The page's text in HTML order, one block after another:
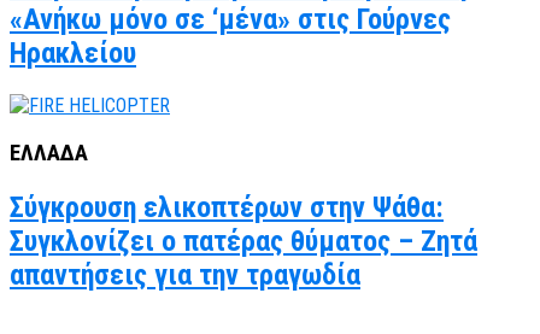
«Ανήκω μόνο σε ‘μένα» στις Γούρνες
Ηρακλείου
ΕΛΛΑΔΑ
Σύγκρουση ελικοπτέρων στην Ψάθα:
Συγκλονίζει ο πατέρας θύματος – Ζητά
απαντήσεις για την τραγωδία